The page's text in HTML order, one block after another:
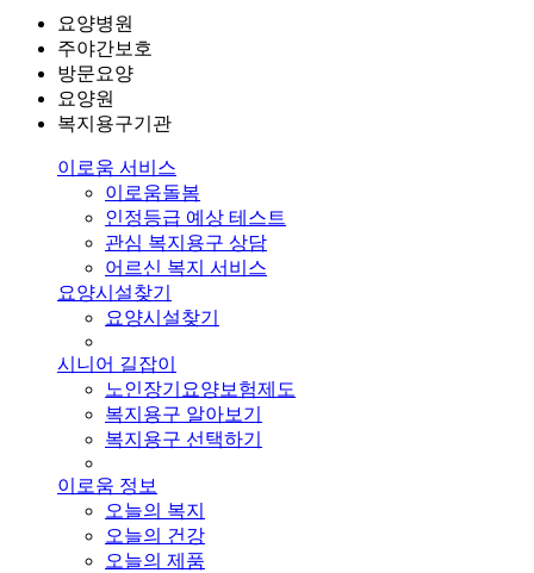
요양병원
주야간보호
방문요양
요양원
복지용구기관
이로움 서비스
이로움돌봄
인정등급 예상 테스트
관심 복지용구 상담
어르신 복지 서비스
요양시설찾기
요양시설찾기
시니어 길잡이
노인장기요양보험제도
복지용구 알아보기
복지용구 선택하기
이로움 정보
오늘의 복지
오늘의 건강
오늘의 제품